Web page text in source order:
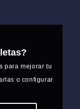
para mejorar tu
o configurar